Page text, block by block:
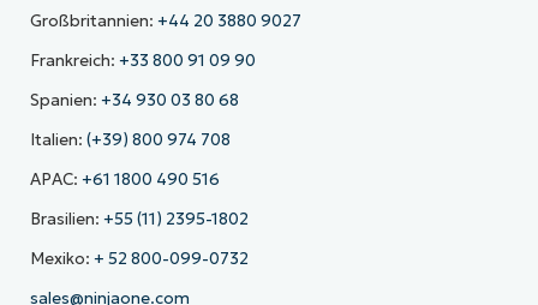
Großbritannien: +44 20 3880 9027
Frankreich: +33 800 91 09 90
Spanien: +34 930 03 80 68
Italien: (+39) 800 974 708
APAC: +61 1800 490 516
Brasilien: +55 (11) 2395-1802
Mexiko: + 52 800-099-0732
sales@ninjaone.com